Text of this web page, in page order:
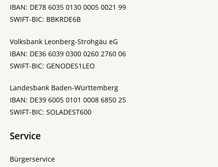
IBAN: DE78 6035 0130 0005 0021 99
SWIFT-BIC: BBKRDE6B
Volksbank Leonberg-Strohgäu eG
IBAN: DE36 6039 0300 0260 2760 06
SWIFT-BIC: GENODES1LEO
Landesbank Baden-Württemberg
IBAN: DE39 6005 0101 0008 6850 25
SWIFT-BIC: SOLADEST600
Service
Bürgerservice